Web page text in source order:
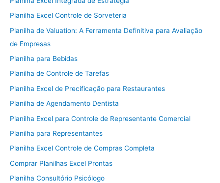
Planilha Excel Controle de Sorveteria
Planilha de Valuation: A Ferramenta Definitiva para Avaliação
de Empresas
Planilha para Bebidas
Planilha de Controle de Tarefas
Planilha Excel de Precificação para Restaurantes
Planilha de Agendamento Dentista
Planilha Excel para Controle de Representante Comercial
Planilha para Representantes
Planilha Excel Controle de Compras Completa
Comprar Planilhas Excel Prontas
Planilha Consultório Psicólogo